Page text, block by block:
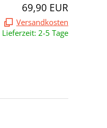
69,90 EUR
Versandkosten
Lieferzeit: 2-5 Tage